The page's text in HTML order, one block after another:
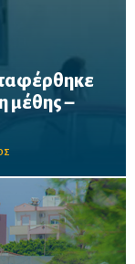
μέθης –
και ο
ενώ η